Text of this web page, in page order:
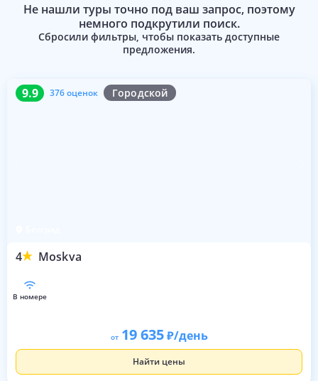
Не нашли туры точно под ваш запрос, поэтому
немного подкрутили поиск.
Сбросили фильтры, чтобы показать доступные
предложения.
9.9 376 оценок Городской
4 Moskva
9.9 376 оценок
в номере
от 19 635 /день
Найти цены